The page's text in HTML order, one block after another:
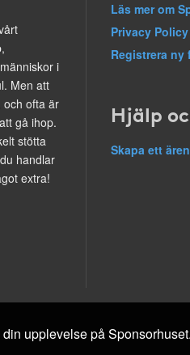
i
Men att
och ofta är
gå ihop.
stötta
handlar
extra!
Läs mer om
Privacy Policy
Registrera ny
Hjälp
Skapa ett
upplevelse på